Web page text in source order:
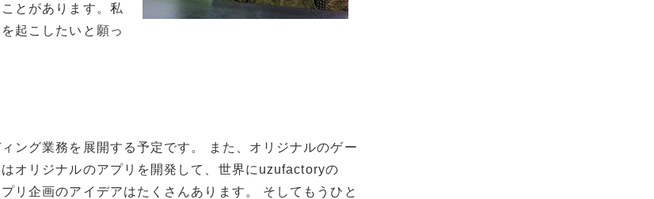
とがあります。私
起こしたいと願っ
ング業務を展開する予定です。 また、オリジナルのゲー
オリジナルのアプリを開発して、世界にuzufactoryの
リ企画のアイデアはたくさんあります。 そしてもうひと